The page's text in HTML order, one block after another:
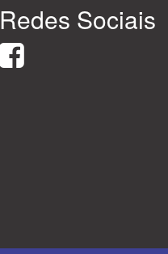
Redes Sociais